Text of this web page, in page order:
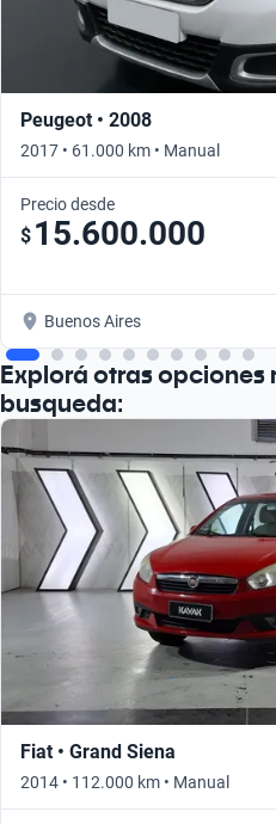
Peugeot • 2008
2017 • 61.000 km • Manual
Precio desde
$ 15.600.000
Buenos Aires
Explorá otras opciones
busqueda:
Fiat • Grand Siena
2014 • 112.000 km • Manual